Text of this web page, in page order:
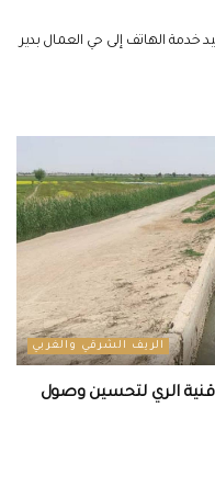
تعيد خدمة الهاتف إلى حي العمال بدير
الريف الشرقي والغربي
أقنية الري لتحسين وصول